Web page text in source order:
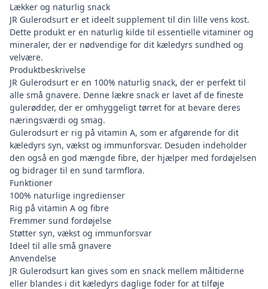
Lækker og naturlig snack
JR Gulerodsurt er et ideelt supplement til din lille vens kost.
Dette produkt er en naturlig kilde til essentielle vitaminer og
mineraler, der er nødvendige for dit kæledyrs sundhed og
velvære.
Produktbeskrivelse
JR Gulerodsurt er en 100% naturlig snack, der er perfekt til
alle små gnavere. Denne lækre snack er lavet af de fineste
gulerødder, der er omhyggeligt tørret for at bevare deres
næringsværdi og smag.
Gulerodsurt er rig på vitamin A, som er afgørende for dit
kæledyrs syn, vækst og immunforsvar. Desuden indeholder
den også en god mængde fibre, der hjælper med fordøjelsen
og bidrager til en sund tarmflora.
Funktioner
100% naturlige ingredienser
Rig på vitamin A og fibre
Fremmer sund fordøjelse
Støtter syn, vækst og immunforsvar
Ideel til alle små gnavere
Anvendelse
JR Gulerodsurt kan gives som en snack mellem måltiderne
eller blandes i dit kæledyrs daglige foder for at tilføje